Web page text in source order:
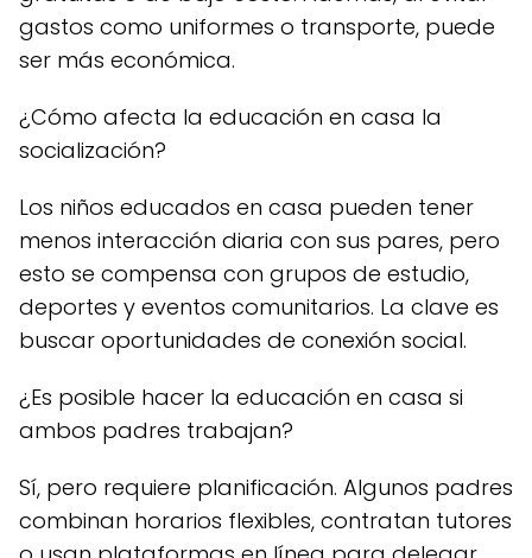
gastos como uniformes o transporte, puede
ser más económica.
¿Cómo afecta la educación en casa la
socialización?
Los niños educados en casa pueden tener
menos interacción diaria con sus pares, pero
esto se compensa con grupos de estudio,
deportes y eventos comunitarios. La clave es
buscar oportunidades de conexión social.
¿Es posible hacer la educación en casa si
ambos padres trabajan?
Sí, pero requiere planificación. Algunos padres
combinan horarios flexibles, contratan tutores